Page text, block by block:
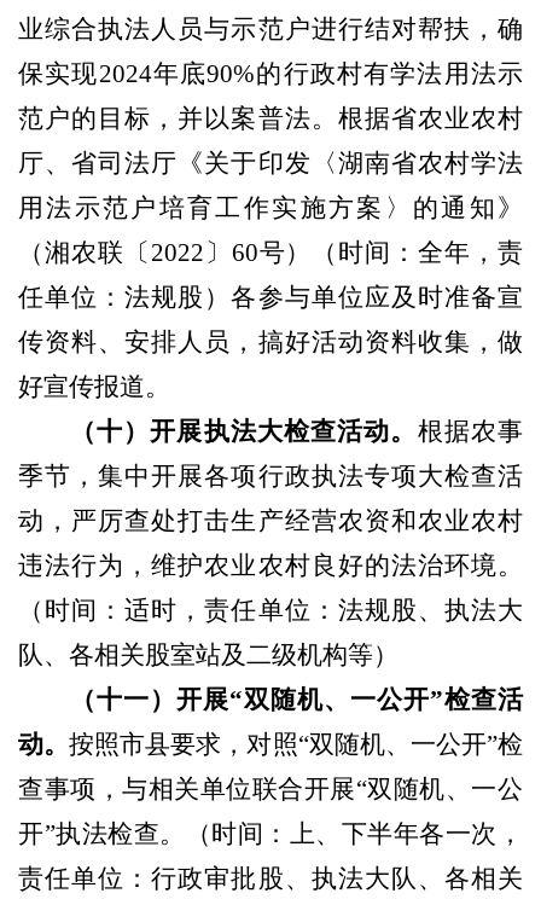
业综合执法人员与示范户进行结对帮扶，确
保实现2024年底90%的行政村有学法用法示
范户的目标，并以案普法。根据省农业农村
厅、省司法厅《关于印发 〈湖南省农村学法
用法示范户培育工作实施方案〉的通知》
（湘农联〔 2022〕60号）（ 时间：全年，责
任单位：法规股 ）各参与单位应及时准备宣
传资料、安排人员 ，搞好活动资料收集，做
好宣传报道。
（十）开展执法大检查活动。 根据农事
季节，集中开展各项行政执法专项大检查活
动，严厉查处打击生产经营农资和农业农村
违法行为，维护农业农村良好的法治环境。
（ 时间：适时，责任单位：法规股、执法大
队、各相关股室站及二级机构等）
（十一） 开展“双随机、一公开”检查活
动。按照市县要求，对照“双随机、一公开”检
查事项，与相关单位联合开展“双随机、一公
开”执法检查。
（时间：上、下半年各一次，
责任单位：行政审批股、执法大队、各相关